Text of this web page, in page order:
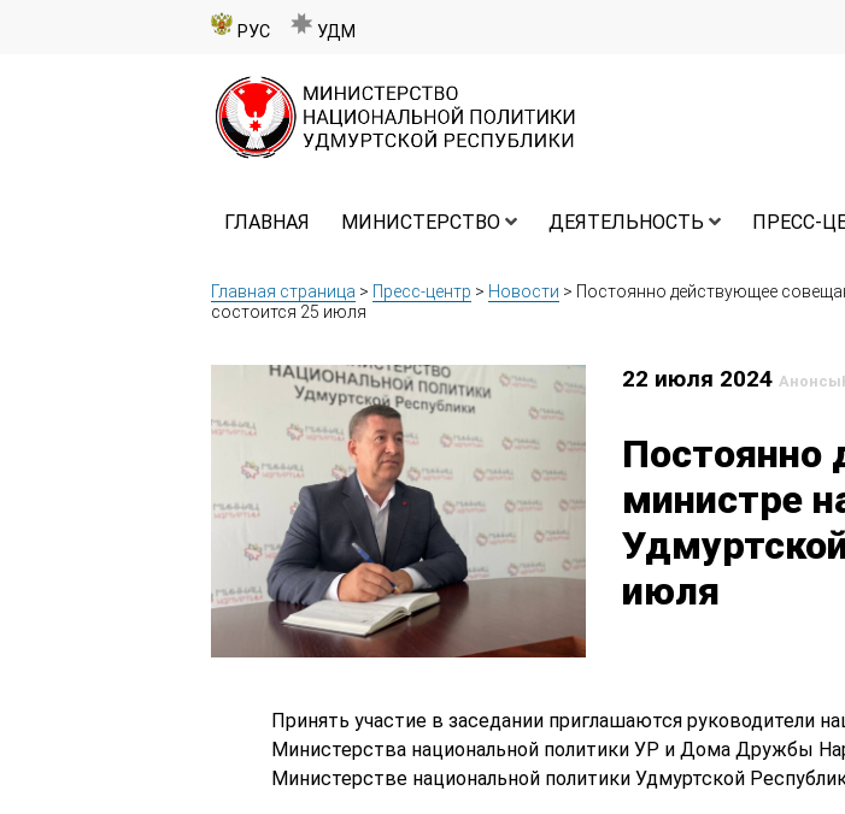
РУС УДМ
ГЛАВНАЯ МИНИСТЕРСТВО ДЕЯТЕЛЬНОСТЬ ПРЕСС-
Главная страница > Пресс-центр > Новости > Постоянно действующее
состоится 25 июля
22 июля 2024Анонсы
Постоянно
министре
июля
Принять участие в заседании приглашаются руководители
Министерства национальной политики УР и Дома Дружбы
Министерстве национальной политики Удмуртской